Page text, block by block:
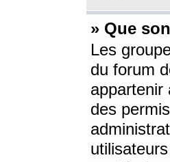
» Que
Les
du forum
appartenir
des